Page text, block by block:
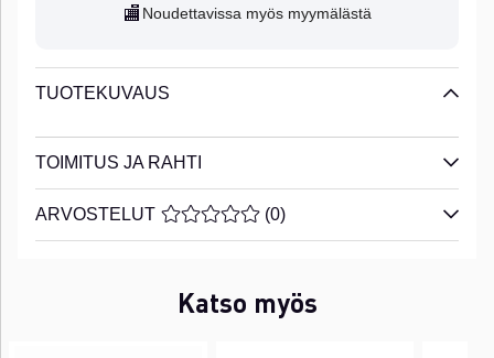
🏬 Noudettavissa myös myymälästä
TUOTEKUVAUS
TOIMITUS JA RAHTI
ARVOSTELUT KESKIARVOLUOKITUS 0 / 5
(0)
Katso myös